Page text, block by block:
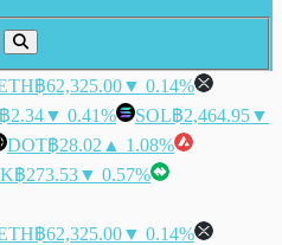
฿62,325.00▼ 0.14%
฿2.34▼ 0.41% SOL฿2,464.95▼
DOT฿28.02 ▲ 1.08%
฿273.53▼ 0.57%
฿62,325.00▼ 0.14%